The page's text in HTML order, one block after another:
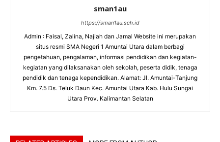
sman1au
https://sman1au.sch.id
Admin : Faisal, Zalina, Najiah dan Jamal Website ini merupakan
situs resmi SMA Negeri 1 Amuntai Utara dalam berbagi
pengetahuan, pengalaman, informasi pendidikan dan kegiatan-
kegiatan yang dilaksanakan oleh sekolah, peserta didik, tenaga
pendidik dan tenaga kependidikan. Alamat: Jl. Amuntai-Tanjung
Km. 7.5 Ds. Teluk Daun Kec. Amuntai Utara Kab. Hulu Sungai
Utara Prov. Kalimantan Selatan